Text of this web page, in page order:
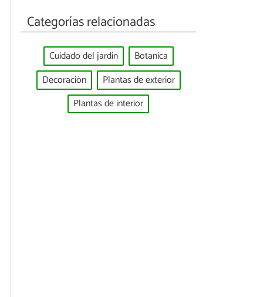
Categorías relacionadas
Cuidado del jardín
Botanica
Decoración
Plantas de exterior
Plantas de interior